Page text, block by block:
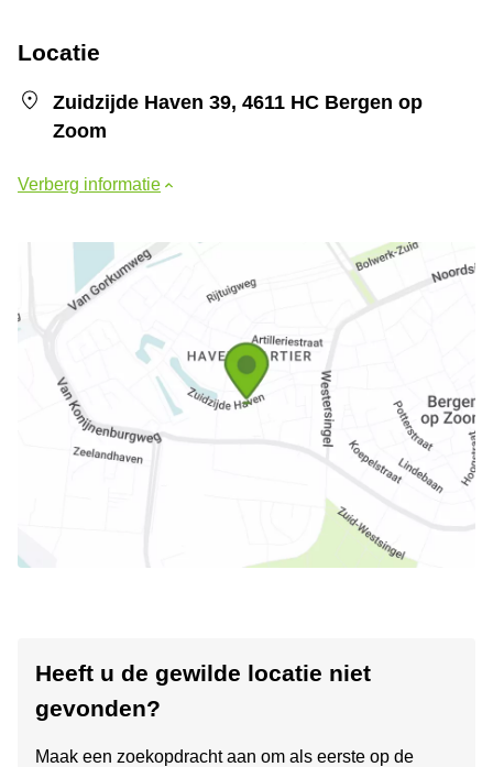
Locatie
Zuidzijde Haven 39, 4611 HC Bergen op
Zoom
Verberg informatie
Heeft u de gewilde locatie niet
gevonden?
Maak een zoekopdracht aan om als eerste op de